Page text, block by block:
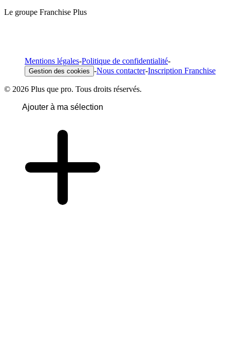
Le groupe Franchise Plus
Mentions légales-Politique de confidentialité-
Gestion des cookies -Nous contacter-Inscription Franchise
© 2026 Plus que pro. Tous droits réservés.
Ajouter à ma sélection